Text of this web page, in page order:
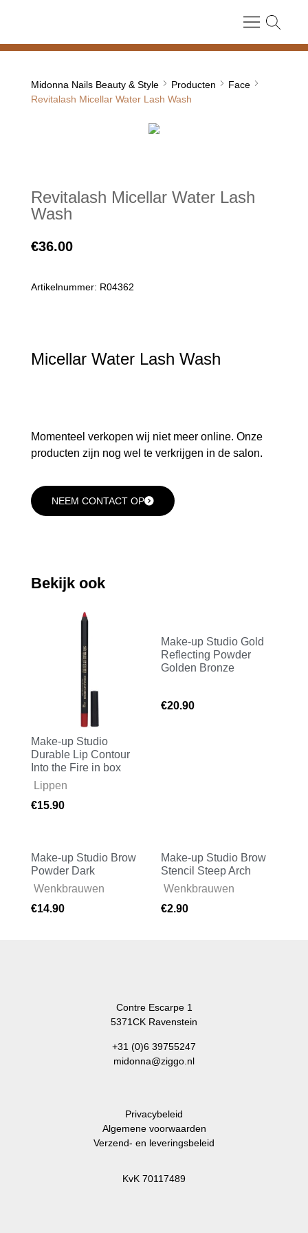
Midonna Nails Beauty & Style Producten
Face
Revitalash Micellar Water Lash Wash
Revitalash Micellar Water Lash
Wash
€36.00
Artikelnummer: R04362
Micellar Water Lash Wash
Momenteel verkopen wij niet meer online. Onze
producten zijn nog wel te verkrijgen in de salon.
NEEM CONTACT OP
Bekijk ook
Lippen
Make-up Studio
Durable Lip Contour
Into the Fire in box
€15.90
Make-up Studio Gold
Reflecting Powder
Golden Bronze
€20.90
Wenkbrauwen
Make-up Studio Brow
Powder Dark
€14.90
Wenkbrauwen
Make-up Studio Brow
Stencil Steep Arch
€2.90
Contre Escarpe 1
5371CK Ravenstein
+31 (0)6 39755247
midonna@ziggo.nl
Privacybeleid
Algemene voorwaarden
Verzend- en leveringsbeleid
KvK 70117489